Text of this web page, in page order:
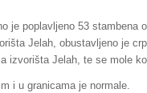
je poplavljeno 53
Jelah, obustavljeno je
izvorišta Jelah, te se mole
i u granicama je normale.